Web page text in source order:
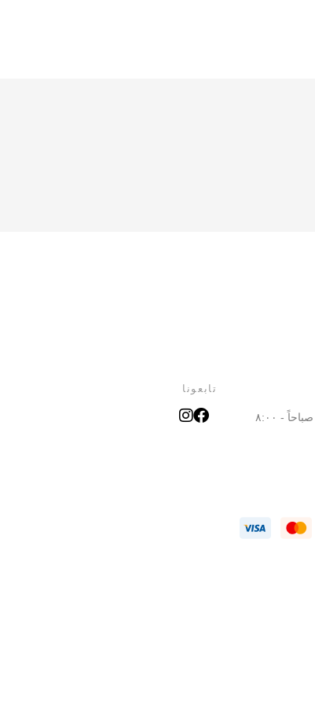
الإثنين - السبت ٧:٠٠ صباحاً - ٨:٠٠
تابعونا